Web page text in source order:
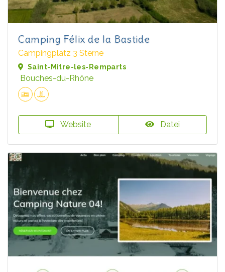
Camping Félix de la Bastide
Campingplatz 3 Sterne
Saint-Mitre-les-Remparts
Bouches-du-Rhône
Website Datei